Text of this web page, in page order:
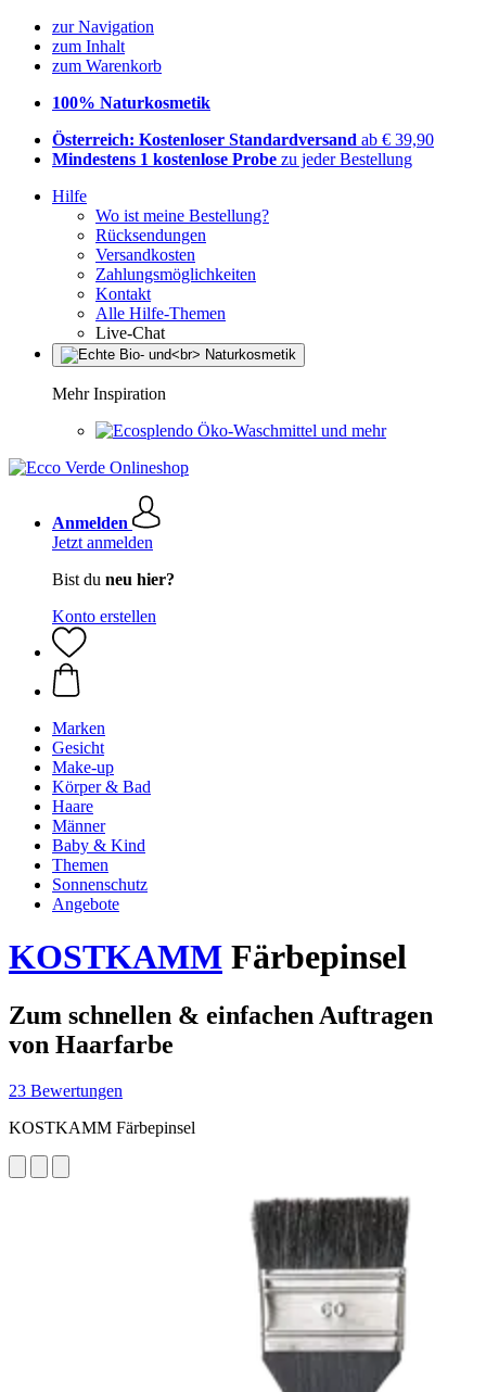
zur Navigation
zum Inhalt
zum Warenkorb
100% Naturkosmetik
Österreich: Kostenloser Standardversand ab € 39,90
Mindestens 1 kostenlose Probe zu jeder Bestellung
Hilfe
Wo ist meine Bestellung?
Rücksendungen
Versandkosten
Zahlungsmöglichkeiten
Kontakt
Alle Hilfe-Themen
Live-Chat
Mehr Inspiration
Öko-Waschmittel und mehr
Anmelden
Jetzt anmelden
Bist du neu hier?
Konto erstellen
Marken
Gesicht
Make-up
Körper & Bad
Haare
Männer
Baby & Kind
Themen
Sonnenschutz
Angebote
KOSTKAMM Färbepinsel
Zum schnellen & einfachen Auftragen
von Haarfarbe
23 Bewertungen
KOSTKAMM Färbepinsel